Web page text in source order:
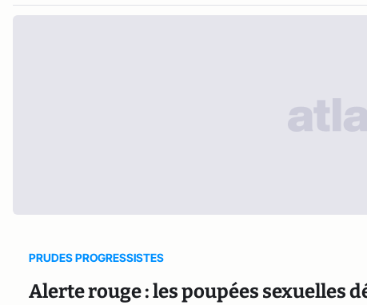
PRUDES PROGRESSISTES
Alerte rouge : les poupées sexuelles